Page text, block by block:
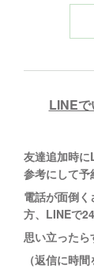
LINE
友達追加時
参考にして予
電話が面倒
方、LINEで
思い立ったら
（返信に時